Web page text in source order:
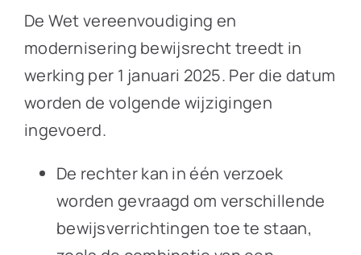
De Wet vereenvoudiging en
modernisering bewijsrecht treedt in
werking per 1 januari 2025. Per die datum
worden de volgende wijzigingen
ingevoerd.
De rechter kan in één verzoek
worden gevraagd om verschillende
bewijsverrichtingen toe te staan,